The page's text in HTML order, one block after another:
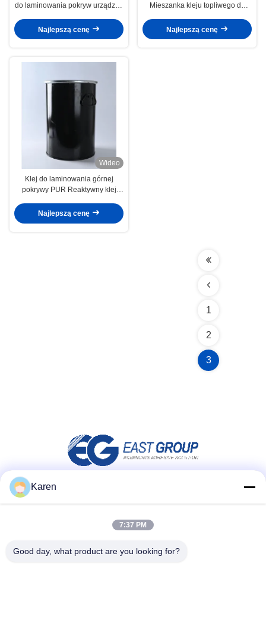
do laminowania pokryw urządzeń
wysoka wytrzymałość, szeroki
zakres temperatur, odporność
Najlepszą cenę
Mieszanka kleju topliwego do
Najlepszą cenę
Wideo
Klej do laminowania górnej
pokrywy PUR Reaktywny klej
Najlepszą cenę
1
2
3
Szybki kontakt
Karen
7:37 PM
Good day, what product are you looking for?